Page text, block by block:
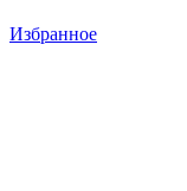
Избранное